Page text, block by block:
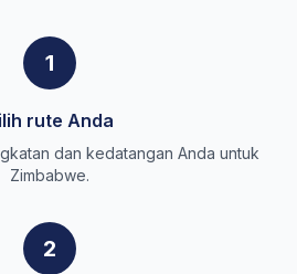
1
rute Anda
dan kedatangan Anda untuk
Zimbabwe.
2